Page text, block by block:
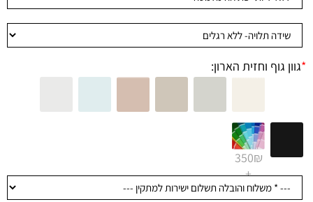
*גוון גוף וחזית הארון:
350₪
+